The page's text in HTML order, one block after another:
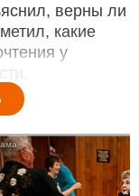
верны ли
какие
у